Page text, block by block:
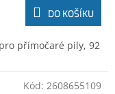
DO KOŠÍKU
přímočaré pily, 92
Kód: 2608655109